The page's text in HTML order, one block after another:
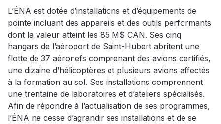
L’ÉNA est dotée d’installations et d’équipements de
pointe incluant des appareils et des outils performants
dont la valeur atteint les 85 M$ CAN. Ses cinq
hangars de l’aéroport de Saint-Hubert abritent une
flotte de 37 aéronefs comprenant des avions certifiés,
une dizaine d’hélicoptères et plusieurs avions affectés
à la formation au sol. Ses installations comprennent
une trentaine de laboratoires et d’ateliers spécialisés.
Afin de répondre à l’actualisation de ses programmes,
l’ÉNA ne cesse d’agrandir ses installations et de se